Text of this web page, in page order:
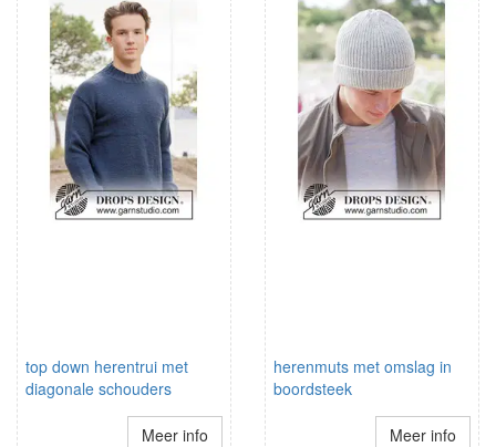
top down herentrui met
diagonale schouders
Meer info
herenmuts met omslag in
boordsteek
Meer info